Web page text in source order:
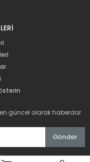
güncel olarak haberdar
Gönder